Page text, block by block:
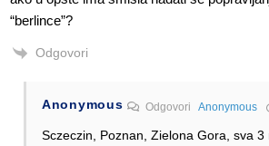
“berlince”?
Odgovori
Anonymous OdgovoriAnonymous
Sczeczin, Poznan, Zielona Gora, sva 3